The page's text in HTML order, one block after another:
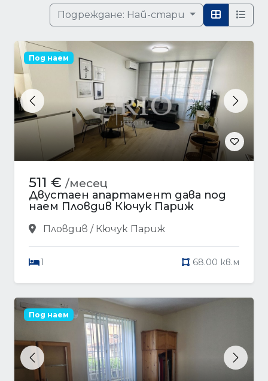
Подреждане: Най-стари
Previous Next
Под наем
511 € /месец
Двустаен апартамент дава под
наем Пловдив Кючук Париж
Пловдив / Кючук Париж
1 68.00 кв.м
Previous Next
Под наем